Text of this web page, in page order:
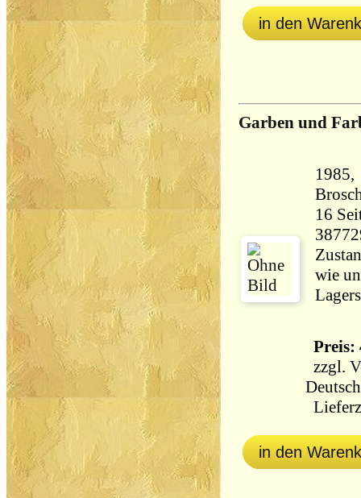
in den
Garben und
16 Seiten 50
wie
Preis:
zzgl.
in den